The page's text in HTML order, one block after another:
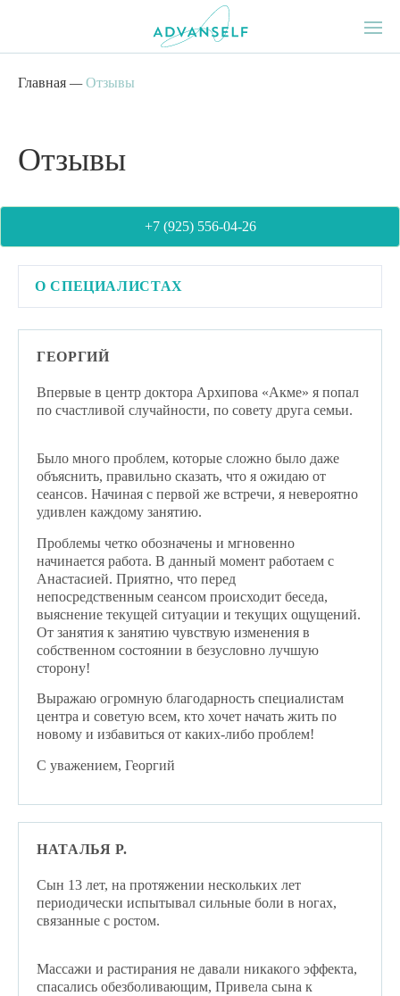
Главная — Отзывы
Отзывы
+7 (925) 556-04-26
О СПЕЦИАЛИСТАХ
ГЕОРГИЙ
Впервые в центр доктора Архипова «Акме» я попал
по счастливой случайности, по совету друга семьи.
Было много проблем, которые сложно было даже
объяснить, правильно сказать, что я ожидаю от
сеансов. Начиная с первой же встречи, я невероятно
удивлен каждому занятию.
Проблемы четко обозначены и мгновенно
начинается работа. В данный момент работаем с
Анастасией. Приятно, что перед
непосредственным сеансом происходит беседа,
выяснение текущей ситуации и текущих ощущений.
От занятия к занятию чувствую изменения в
собственном состоянии в безусловно лучшую
сторону!
Выражаю огромную благодарность специалистам
центра и советую всем, кто хочет начать жить по
новому и избавиться от каких-либо проблем!
С уважением, Георгий
НАТАЛЬЯ Р.
Сын 13 лет, на протяжении нескольких лет
периодически испытывал сильные боли в ногах,
связанные с ростом.
Массажи и растирания не давали никакого эффекта,
спасались обезболивающим, Привела сына к